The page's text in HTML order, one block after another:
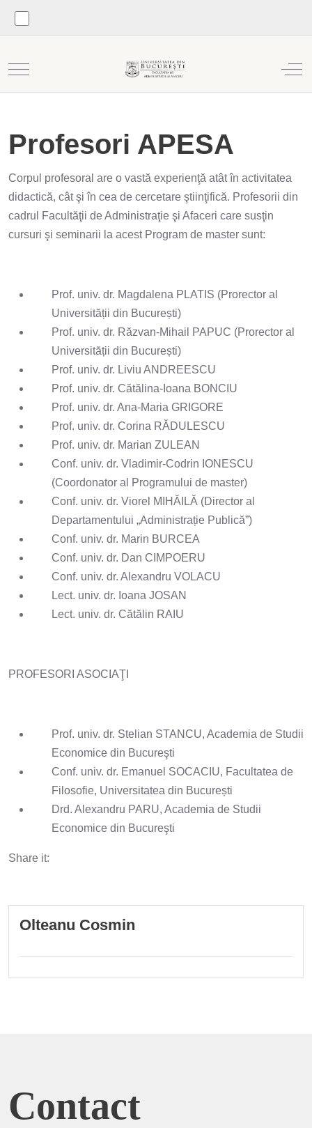
Mobile Menu Toggle Off-
Profesori APESA
Corpul profesoral are o vastă experienţă atât în activitatea
didactică, cât şi în cea de cercetare ştiinţifică. Profesorii din
cadrul Facultăţii de Administraţie şi Afaceri care susţin
cursuri şi seminarii la acest Program de master sunt:
Prof. univ. dr. Magdalena PLATIS (Prorector al
Universității din București)
Prof. univ. dr. Răzvan-Mihail PAPUC (Prorector al
Universității din București)
Prof. univ. dr. Liviu ANDREESCU
Prof. univ. dr. Cătălina-Ioana BONCIU
Prof. univ. dr. Ana-Maria GRIGORE
Prof. univ. dr. Corina RĂDULESCU
Prof. univ. dr. Marian ZULEAN
Conf. univ. dr. Vladimir-Codrin IONESCU
(Coordonator al Programului de master)
Conf. univ. dr. Viorel MIHĂILĂ (Director al
Departamentului „Administrație Publică”)
Conf. univ. dr. Marin BURCEA
Conf. univ. dr. Dan CIMPOERU
Conf. univ. dr. Alexandru VOLACU
Lect. univ. dr. Ioana JOSAN
Lect. univ. dr. Cătălin RAIU
PROFESORI ASOCIAŢI
Prof. univ. dr. Stelian STANCU, Academia de Studii
Economice din Bucureşti
Conf. univ. dr. Emanuel SOCACIU, Facultatea de
Filosofie, Universitatea din București
Drd. Alexandru PARU, Academia de Studii
Economice din Bucureşti
Share it:
Olteanu Cosmin
Contact